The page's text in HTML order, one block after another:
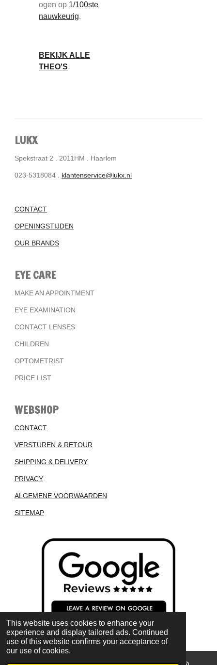
This website uses cookies to enhance your
experience and display tailored ads. Continued
use of this website confirms your acceptance of
our use of cookies.
ogen op 1/100ste
nauwkeurig.
BEKIJK ALLE
THEO'S
LUKX
Spekstraat 2 . 2011HM . Haarlem
023-5318084 . klantenservice@lukx.nl
CONTACT
OPENINGSTIJDEN
OUR BRANDS
EYE CARE
MAKE AN APPOINTMENT
EYE EXAMINATION
CONTACT LENSES
CHILDREN
OPTOMETRIST
PRICE LIST
WEBSHOP
CONTACT
VERSTUREN & RETOUR
SHIPPING & DELIVERY
PRIVACY
ALGEMENE VOORWAARDEN
SITEMAP